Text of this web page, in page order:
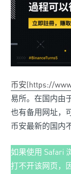
币安(https://
易所。在国内由
也有备用网址，
币安最新的国内
如果使用 Safari
打不开该网页，